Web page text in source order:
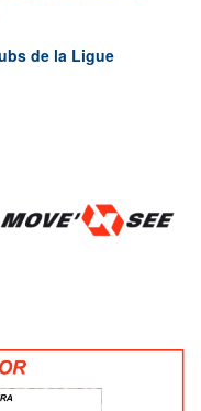
de la Ligue